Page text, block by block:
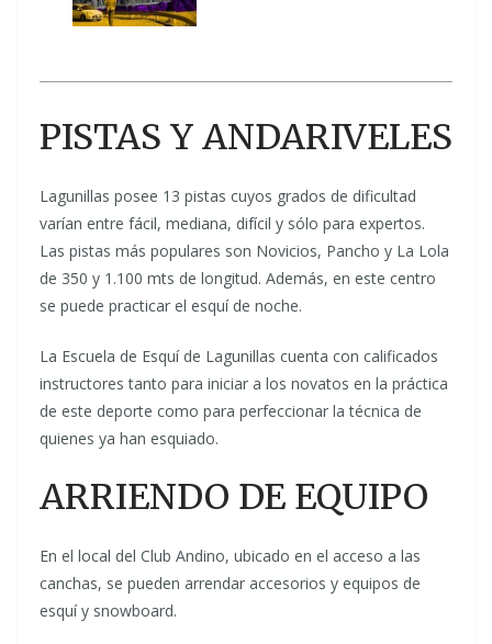
PISTAS Y ANDARIVELES
Lagunillas posee 13 pistas cuyos grados de dificultad
varían entre fácil, mediana, difícil y sólo para expertos.
Las pistas más populares son Novicios, Pancho y La Lola
de 350 y 1.100 mts de longitud. Además, en este centro
se puede practicar el esquí de noche.
La Escuela de Esquí de Lagunillas cuenta con calificados
instructores tanto para iniciar a los novatos en la práctica
de este deporte como para perfeccionar la técnica de
quienes ya han esquiado.
ARRIENDO DE EQUIPO
En el local del Club Andino, ubicado en el acceso a las
canchas, se pueden arrendar accesorios y equipos de
esquí y snowboard.